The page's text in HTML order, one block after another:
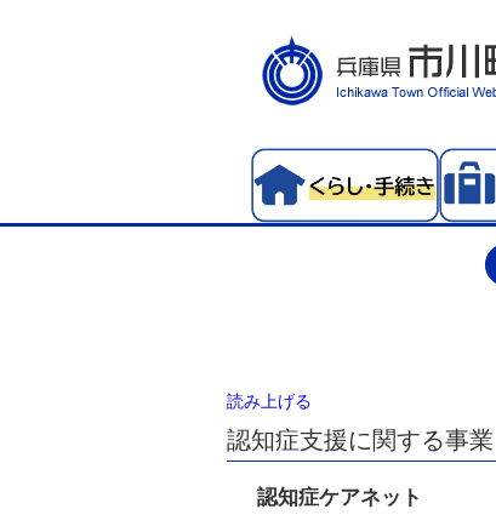
読み上げる
認知症支援に関する事業
認知症ケアネット